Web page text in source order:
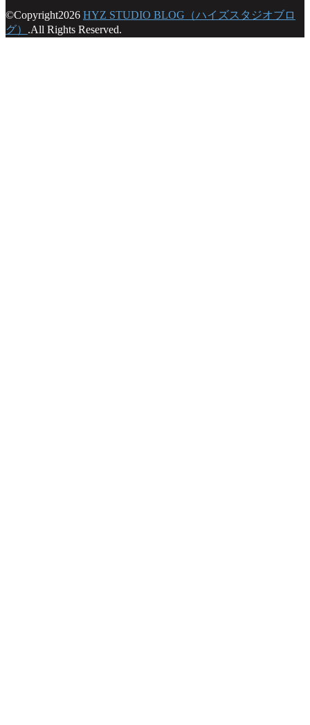
©Copyright2026 HYZ STUDIO BLOG（ハイズスタジオブロ
グ） .All Rights Reserved.